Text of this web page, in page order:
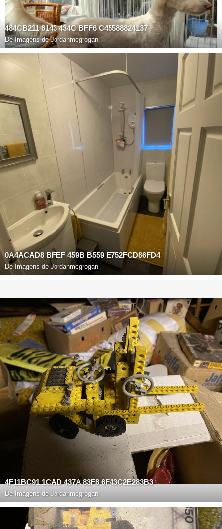
484CB211 8143 434C BFF6 C45588824137
DeImagens de Jordanmcgrogan
0A4ACAD8 BFEF 459B B559 E752FCD86FD4
De Imagens de Jordanmcgrogan
4F11BC91 1CAD 437A 83F8 6F43C2E283B3
De Imagens de Jordanmcgrogan